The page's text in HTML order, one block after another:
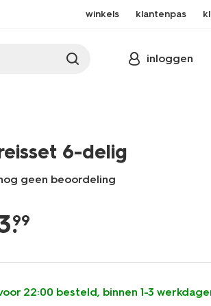
winkels klantenpas
inloggen
6-delig
geen beoordeling
.
99
22:00 besteld, binnen 1-3